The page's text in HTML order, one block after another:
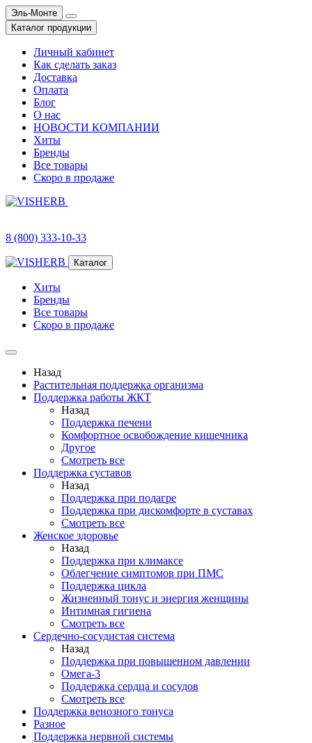
Эль-Монте
Каталог продукции
Личный кабинет
Как сделать заказ
Доставка
Оплата
Блог
О нас
НОВОСТИ КОМПАНИИ
Хиты
Бренды
Все товары
Скоро в продаже
8 (800) 333-10-33
Каталог
Хиты
Бренды
Все товары
Скоро в продаже
Назад
Растительная поддержка организма
Поддержка работы ЖКТ
Назад
Поддержка печени
Комфортное освобождение кишечника
Другое
Смотреть все
Поддержка суставов
Назад
Поддержка при подагре
Поддержка при дискомфорте в суставах
Смотреть все
Женское здоровье
Назад
Поддержка при климаксе
Облегчение симптомов при ПМС
Поддержка цикла
Жизненный тонус и энергия женщины
Интимная гигиена
Смотреть все
Сердечно-сосудистая система
Назад
Поддержка при повышенном давлении
Омега-3
Поддержка сердца и сосудов
Смотреть все
Поддержка венозного тонуса
Разное
Поддержка нервной системы